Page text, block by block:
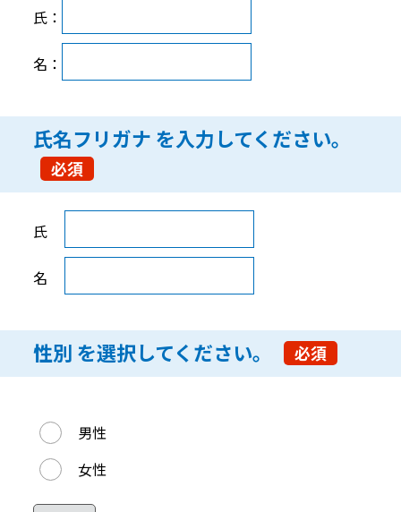
氏：
名：
氏名フリガナ を入力してください。
必須
氏
名
性別 を選択してください。 必須
男性
女性